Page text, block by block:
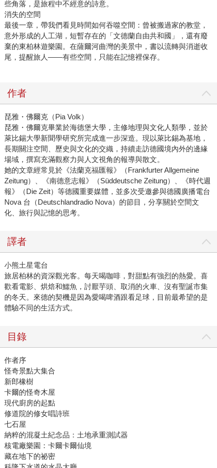
些角落，是旅程中不經意的詩意。
消失的空間
最後一章，帶我們看見時間如何吞噬空間：曾被搬過家的教堂，
意外形成的人工湖，短暫存在的「文德蘭自由共和國」，還有廢
棄的東柏林遊樂園。在薩爾河曲灣的美景中，書以流轉與消逝收
尾，提醒旅人——有些空間，只能在記憶裡保存。
作者
琵雅・佛爾克（Pia Volk）
琵雅・佛爾克畢業於海德堡大學，主修地理與文化人類學，並於
萊比錫大學新聞學研究所完成進一步深造。現以萊比錫為基地，
長期關注空間、歷史與文化的交織，持續走訪德國境內外的邊緣
場域，撰寫充滿觀察力與人文視角的報導與散文。
她的文章經常見於《法蘭克福匯報》（Frankfurter Allgemeine
Zeitung）、《南德意志報》（Süddeutsche Zeitung）、《時代週
報》（Die Zeit）等德國重要媒體，並多次受邀參與德國廣播電台
Nova 台（Deutschlandradio Nova）的節目，分享關於空間文
化、旅行與記憶的思考。
譯者
小熊土星電台
旅居柏林的資深觀光客。每天喝咖啡，對甜點有強烈的熱愛。喜
歡看電影、烘焙和鱷魚，討厭芋頭、取消的火車、沒有聖誕市集
的冬天。來德的契機是因為愛喝啤酒跟看足球，目前最希望的是
體驗不同的生活方式。
目錄
作者序
怪奇景點大集合
新郎橡樹
卡爾的怪奇木屋
現代廚房的起點
修道院的修女唱詩班
七石屋
納粹的混凝土紀念品：土地承重測試器
核電廠樂園：卡爾卡爾仙境
藏在地下的祕密